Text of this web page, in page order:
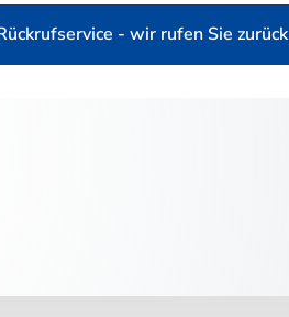
- wir rufen Sie zurück